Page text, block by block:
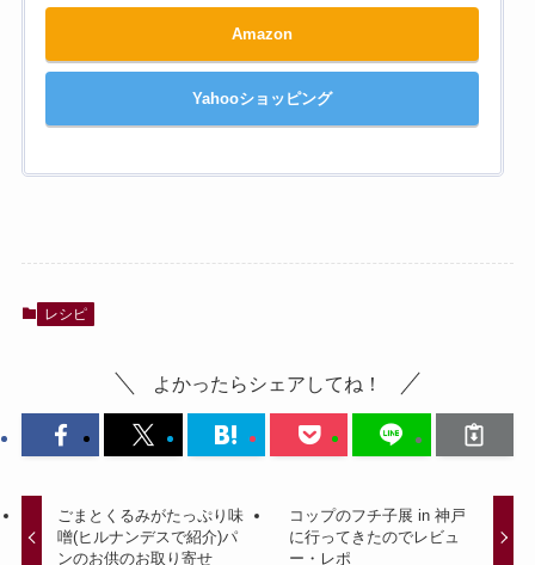
Amazon
Yahooショッピング
レシピ
よかったらシェアしてね！
ごまとくるみがたっぷり味
噌(ヒルナンデスで紹介)パ
ンのお供のお取り寄せ
コップのフチ子展 in 神戸
に行ってきたのでレビュ
ー・レポ